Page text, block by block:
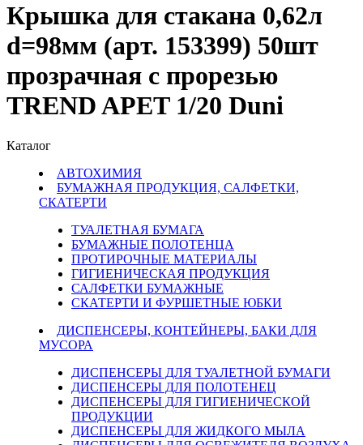
Крышка для стакана 0,62л
d=98мм (арт. 153399) 50шт
прозрачная с прорезью
TREND APET 1/20 Duni
Каталог
АВТОХИМИЯ
БУМАЖНАЯ ПРОДУКЦИЯ, САЛФЕТКИ,
СКАТЕРТИ
ТУАЛЕТНАЯ БУМАГА
БУМАЖНЫЕ ПОЛОТЕНЦА
ПРОТИРОЧНЫЕ МАТЕРИАЛЫ
ГИГИЕНИЧЕСКАЯ ПРОДУКЦИЯ
САЛФЕТКИ БУМАЖНЫЕ
СКАТЕРТИ И ФУРШЕТНЫЕ ЮБКИ
ДИСПЕНСЕРЫ, КОНТЕЙНЕРЫ, БАКИ ДЛЯ
МУСОРА
ДИСПЕНСЕРЫ ДЛЯ ТУАЛЕТНОЙ БУМАГИ
ДИСПЕНСЕРЫ ДЛЯ ПОЛОТЕНЕЦ
ДИСПЕНСЕРЫ ДЛЯ ГИГИЕНИЧЕСКОЙ
ПРОДУКЦИИ
ДИСПЕНСЕРЫ ДЛЯ ЖИДКОГО МЫЛА